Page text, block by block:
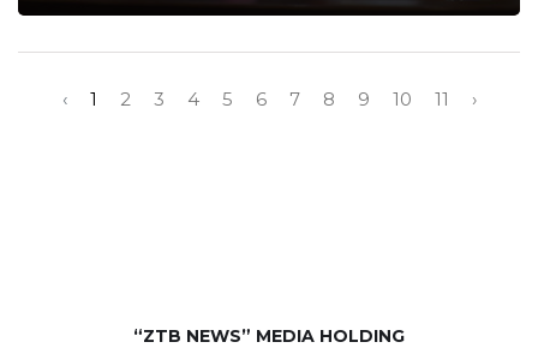
‹ 1 2 3 4 5 6 7 8 9 10 11 ›
“ZTB NEWS” MEDIA HOLDING